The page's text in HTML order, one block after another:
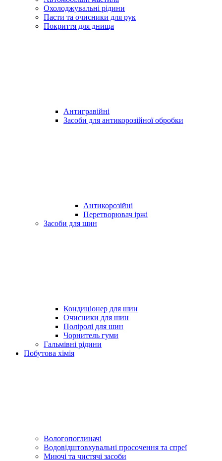
Охолоджувальні рідини
Пасти та очисники для рук
Покриття для днища
Антигравійні
Засоби для антикорозійної обробки
Антикорозійні
Перетворювач іржі
Засоби для шин
Кондиціонер для шин
Очисники для шин
Поліролі для шин
Чорнитель гуми
Гальмівні рідини
Побутова хімія
Вологопоглиначі
Водовідштовхувальні просочення та спреї
Миючі та чистячі засоби